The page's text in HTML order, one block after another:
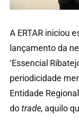
A ERTAR iniciou
lançamento da
‘Essencial
periodicidade
Entidade
dotrade, aquilo